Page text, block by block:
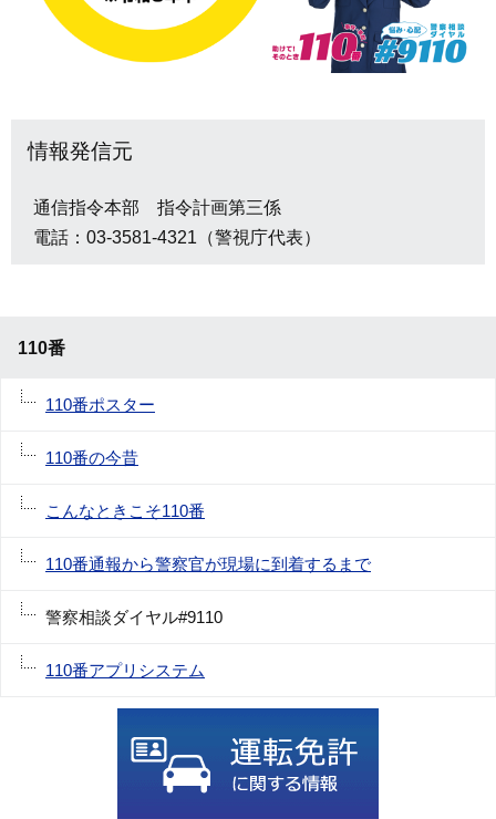
情報発信元
通信指令本部 指令計画第三係
電話：03-3581-4321（警視庁代表）
110番
110番ポスター
110番の今昔
こんなときこそ110番
110番通報から警察官が現場に到着するまで
警察相談ダイヤル#9110
110番アプリシステム